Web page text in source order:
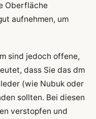
Oberfläche
aufnehmen, um
sind jedoch offene,
dass Sie das dm
(wie Nubuk oder
sollten. Bei diesen
verstopfen und